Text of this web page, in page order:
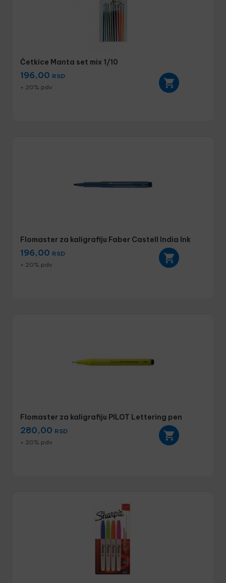
Četkice Manta set mix 1/10
196,00 RSD
+ 20% pdv
Flomaster za kaligrafiju Faber Castell India Ink
196,00 RSD
+ 20% pdv
Flomaster za kaligrafiju PILOT Lettering pen
280,00 RSD
+ 20% pdv